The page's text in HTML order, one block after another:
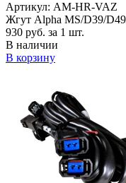
Артикул: AM-HR-VAZ
Жгут Alpha MS/D39/
930 руб. за 1 шт.
В наличии
В корзину